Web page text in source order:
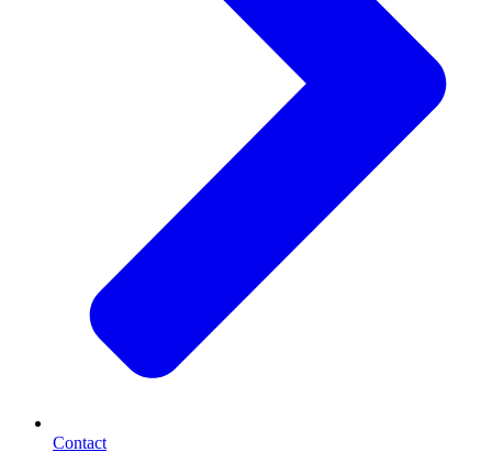
Contact